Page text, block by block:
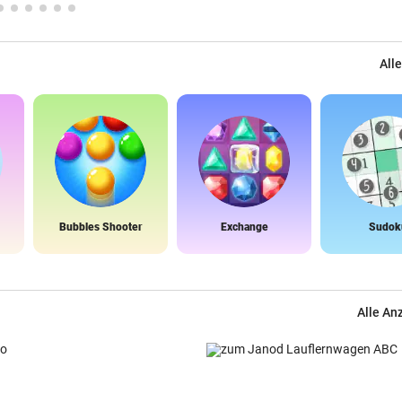
Bubbles Shooter Exchange
Alle